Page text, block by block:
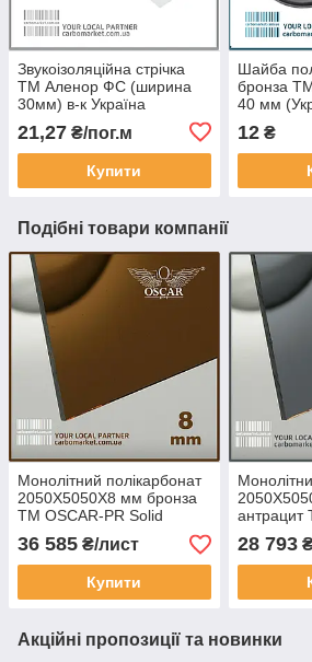
Звукоізоляційна стрічка
ТМ Аленор ФС (ширина
30мм) в-к Україна
21,27 ₴/пог.м
Купити
Шайба
бронза
40 мм
12₴
Подібні товари компанії
Монолітний полікарбонат
2050Х5050Х8 мм бронза
TM OSCAR-PR Solid
(ОСКАР-Преміум) Сербія
36 585 ₴/лист
Купити
антрацит
Solid
Сербія
28 793
Акційні пропозиції та новинки